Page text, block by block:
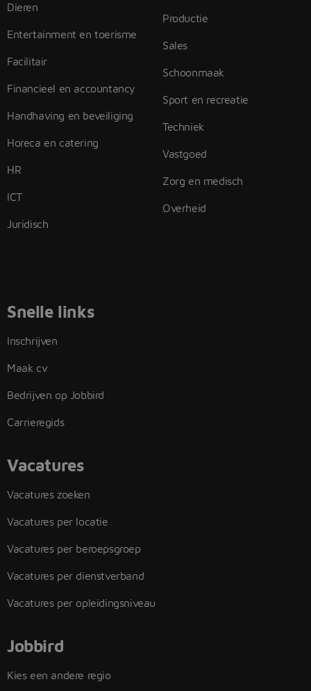
Dieren
Entertainment en toerisme
Facilitair
Financieel en accountancy
Handhaving en beveiliging
Horeca en catering
HR
ICT
Juridisch
Productie
Sales
Schoonmaak
Sport en recreatie
Techniek
Vastgoed
Zorg en medisch
Overheid
Snelle links
Inschrijven
Maak cv
Bedrijven op Jobbird
Carrieregids
Vacatures
Vacatures zoeken
Vacatures per locatie
Vacatures per beroepsgroep
Vacatures per dienstverband
Vacatures per opleidingsniveau
Jobbird
Kies een andere regio